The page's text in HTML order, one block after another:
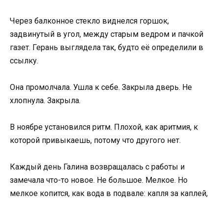
Через балконное стекло виднелся горшок,
задвинутый в угол, между старым ведром и пачкой
газет. Герань выглядела так, будто её определили в
ссылку.
Она промолчала. Ушла к себе. Закрыла дверь. Не
хлопнула. Закрыла.
В ноябре установился ритм. Плохой, как аритмия, к
которой привыкаешь, потому что другого нет.
Каждый день Галина возвращалась с работы и
замечала что-то новое. Не большое. Мелкое. Но
мелкое копится, как вода в подвале: капля за каплей,